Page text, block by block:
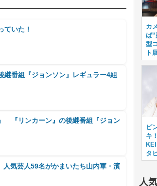
ていた！
番組『ジョンソン』レギュラー4組
『リンカーン』の後継番組『ジョン
気芸人59名がかまいたち山内軍・濱
カ
ば
型
ト
ピ
キ
タ
人